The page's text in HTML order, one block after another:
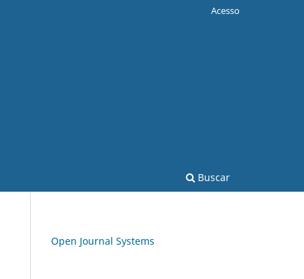
Buscar
Acesso
Open Journal Systems